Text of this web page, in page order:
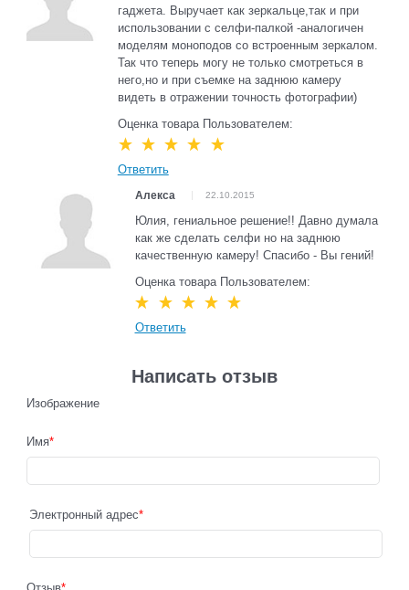
гаджета. Выручает как зеркальце,так и при
использовании с селфи-палкой -аналогичен
моделям моноподов со встроенным зеркалом.
Так что теперь могу не только смотреться в
него,но и при съемке на заднюю камеру
видеть в отражении точность фотографии)
Оценка товара Пользователем:
Ответить
Алекса 22.10.2015
Юлия, гениальное решение!! Давно думала
как же сделать селфи но на заднюю
качественную камеру! Спасибо - Вы гений!
Оценка товара Пользователем:
Ответить
Написать отзыв
Изображение
Имя
Электронный адрес